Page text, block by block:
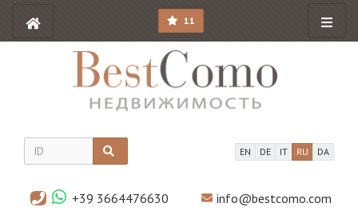
11
EN DE IT RU DA
+39 3664476630
info@bestcomo.com